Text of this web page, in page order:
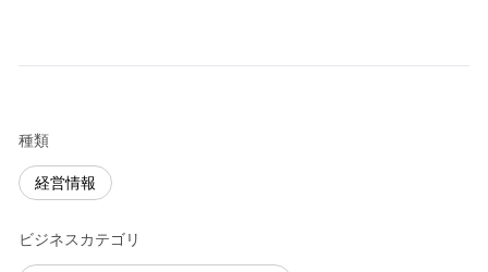
種類
経営情報
ビジネスカテゴリ